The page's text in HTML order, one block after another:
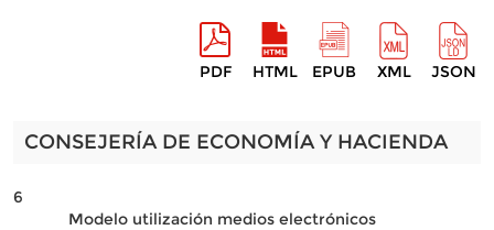
PDF HTML EPUB XML JSON
CONSEJERÍA DE ECONOMÍA Y HACIENDA
6
Modelo utilización medios electrónicos